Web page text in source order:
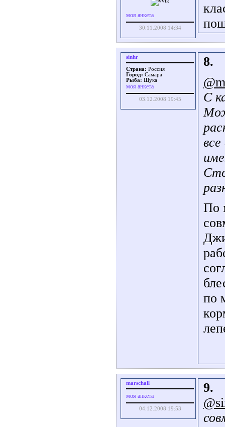
моя анкета
30.11.2008 14:34
sinhr
Страна: Россия
Город: Самара
Рыба: Щука
моя анкета
03.12.2008 19:45
8.
С
По
по
marschall
моя анкета
04.12.2008 19:53
9.